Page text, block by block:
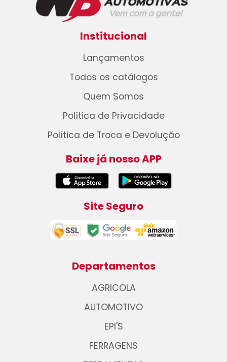
Institucional
Lançamentos
Todos os catálogos
Quem Somos
Política de Privacidade
Política de Troca e Devolução
Baixe já nosso APP
Site Seguro
Departamentos
AGRICOLA
AUTOMOTIVO
EPI'S
FERRAGENS